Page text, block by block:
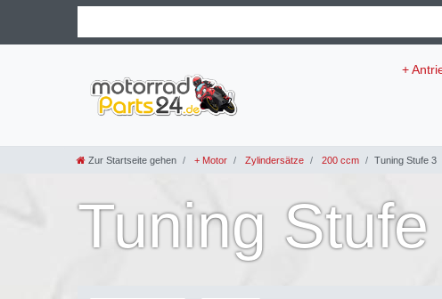
+
Zur Startseite gehen + Motor Zylindersätze 200 ccm Tuning Stufe 3
Tuning